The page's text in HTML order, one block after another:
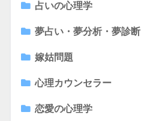
占いの心理学
夢占い・夢分析・夢診断
嫁姑問題
心理カウンセラー
恋愛の心理学